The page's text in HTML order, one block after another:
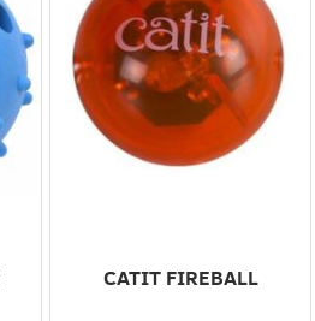
CATIT FIREBALL